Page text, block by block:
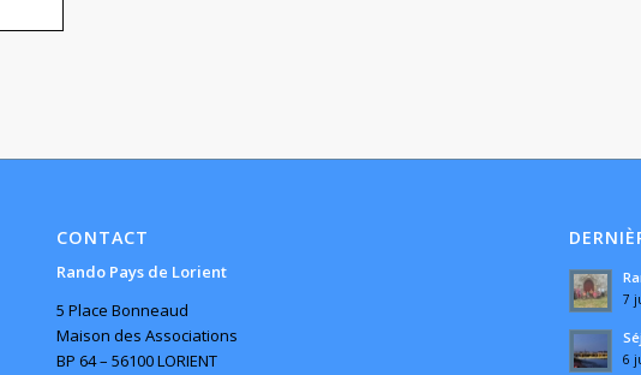
CONTACT
Rando Pays de Lorient
5 Place Bonneaud
Maison des Associations
BP 64 – 56100 LORIENT
7
6